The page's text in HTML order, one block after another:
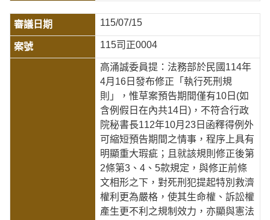
115/07/15
115司正0004
高涌誠委員提：法務部於民國114年
4月16日發布修正「執行死刑規
則」，惟草案預告期間僅有10日(如
含例假日在內共14日)，不符合行政
院秘書長112年10月23日函釋得例外
可縮短預告期間之情事，程序上具有
明顯重大瑕疵；且就該規則修正後第
2條第3、4、5款規定，與修正前條
文相形之下，對死刑犯提起特別救濟
權利更為嚴格，使其生命權、訴訟權
產生更不利之規制效力，亦顯與憲法